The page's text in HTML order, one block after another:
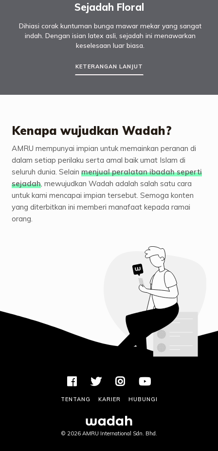
Sejadah Floral
Dihiasi corak kuntuman bunga mawar mekar yang sangat
indah. Dengan isian latex asli, sejadah ini menawarkan
keselesaan luar biasa.
KETERANGAN LANJUT
Kenapa wujudkan Wadah?
AMRU mempunyai impian untuk memainkan peranan di
dalam setiap perilaku serta amal baik umat Islam di
seluruh dunia. Selain menjual peralatan ibadah seperti
sejadah , mewujudkan Wadah adalah salah satu cara
untuk kami mencapai impian tersebut. Semoga konten
yang diterbitkan ini memberi manafaat kepada ramai
orang.
TENTANG KARIER HUBUNGI
© 2026 AMRU International Sdn. Bhd.